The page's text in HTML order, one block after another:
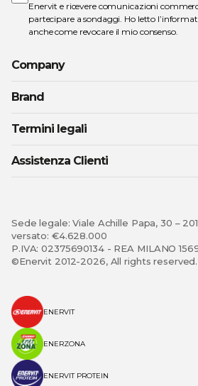
Enervit e ricevere comunicazioni
partecipare a sondaggi. Ho letto l’
anche come revocare il mio consenso.
Company
Brand
Termini legali
Assistenza Clienti
Sede legale: Viale Achille Papa, 30 –
versato: €4.628.000
P.IVA: 02375690134 - REA MILANO
©Enervit 2012-2026, All rights reserved.
ENERVIT
ENERZONA
ENERVIT PROTEIN